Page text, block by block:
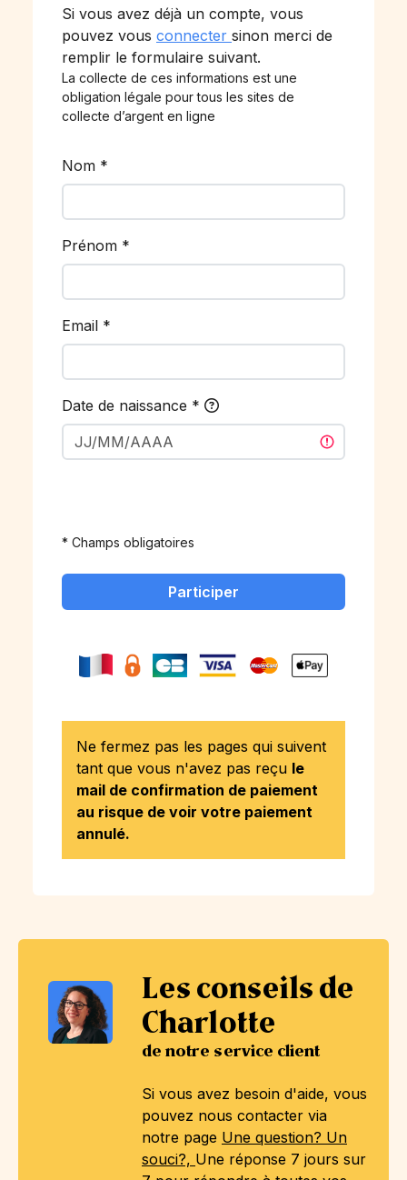
Les conseils de
Charlotte
de notre service client
Si vous avez besoin d'aide, vous
pouvez nous contacter via
notre page Une question? Un
souci?, Une réponse 7 jours sur
Si vous avez déjà un compte, vous
pouvez vous connecter sinon merci de
remplir le formulaire suivant.
La collecte de ces informations est une
obligation légale pour tous les sites de
collecte d’argent en ligne
Nom *
Prénom *
Email *
Date de naissance *
* Champs obligatoires
Participer
Ne fermez pas les pages qui suivent
tant que vous n'avez pas reçu le
mail de confirmation de paiement
au risque de voir votre paiement
annulé.